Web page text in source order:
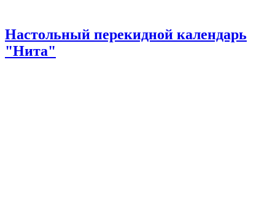
Настольный перекидной календарь
"Нита"